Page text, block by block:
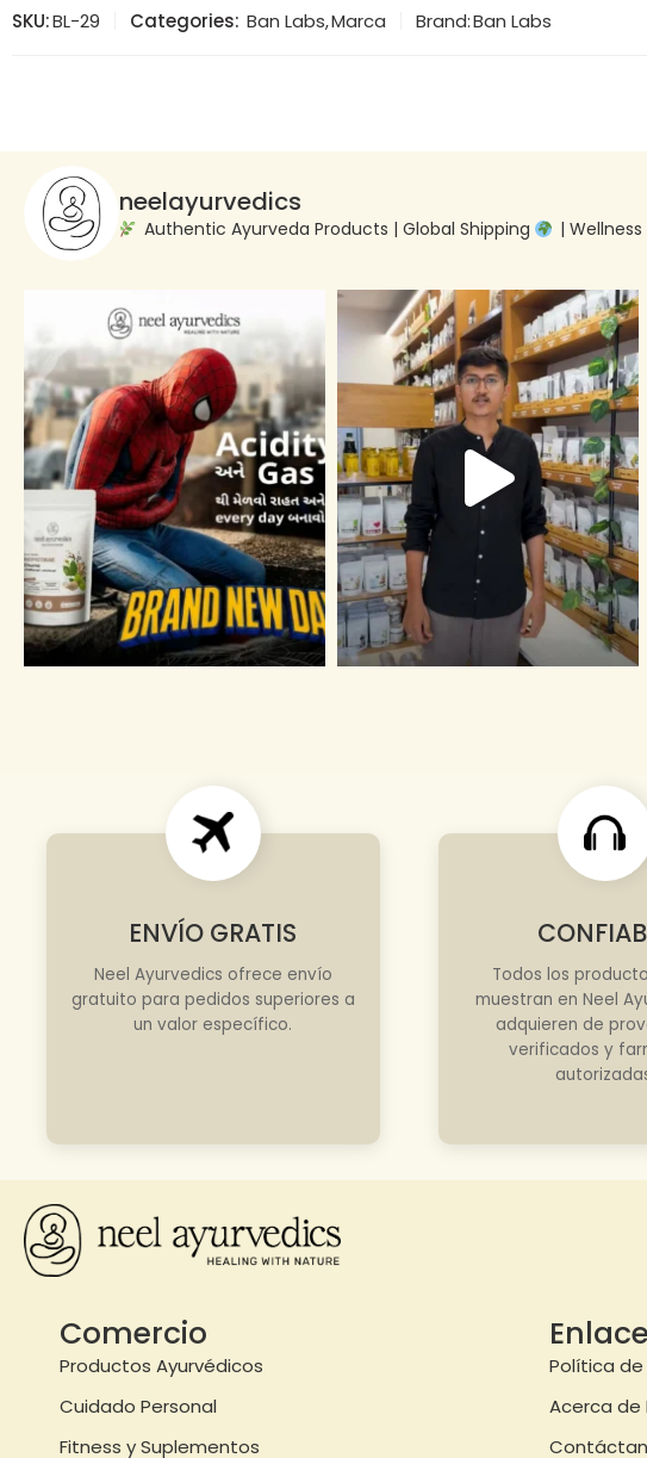
SKU:BL-29 Categories: Ban Labs,Marca Brand:Ban Labs
neelayurvedics
Authentic Ayurveda Products | Global Shipping |
ENVÍO GRATIS
Neel Ayurvedics ofrece envío
gratuito para pedidos superiores a
un valor específico.
Todos los
muestran en Neel
adquieren de
verificados y
Comercio
Productos Ayurvédicos
Cuidado Personal
Fitness y Suplementos
Política
Acerca de